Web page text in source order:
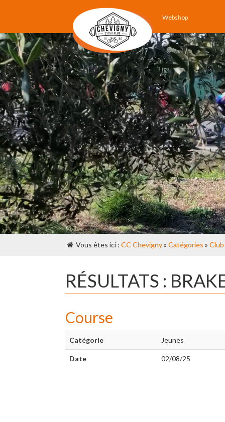
Webshop
Vous êtes ici : CC Chevigny» Catégories » Club
RÉSULTATS :
Course
Catégorie Jeunes
Date 02/08/25